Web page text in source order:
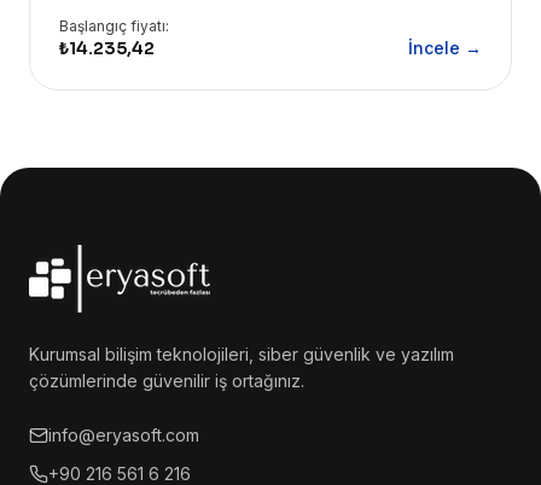
Başlangıç fiyatı:
₺14.235,42 İncele →
Kurumsal bilişim teknolojileri, siber güvenlik ve yazılım
çözümlerinde güvenilir iş ortağınız.
info@eryasoft.com
+90 216 561 6 216